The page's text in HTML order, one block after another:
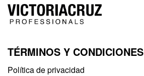
Ir al contenido
TÉRMINOS Y CONDICIONES
Política de privacidad​